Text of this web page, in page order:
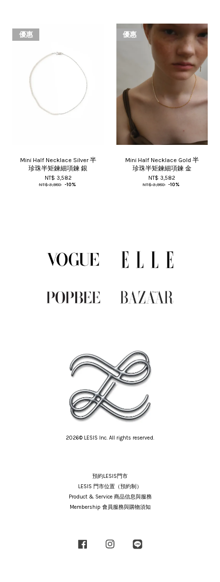
優惠
Mini Half Necklace Silver 半
珍珠半矩鍊細項鍊 銀
NT$ 3,582
NT$ 3,980 -10%
優惠
Mini Half Necklace Gold 半
珍珠半矩鍊細項鍊 金
NT$ 3,582
NT$ 3,980 -10%
2026© LESIS Inc. All rights reserved.
預約LESIS門市
LESIS 門市位置（預約制）
Product & Service 商品信息與服務
Membership 會員服務與購物須知
Facebook Instagram